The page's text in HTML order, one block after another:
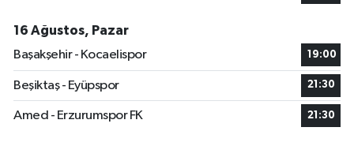
16 Ağustos, Pazar
Başakşehir - Kocaelispor
19:00
Beşiktaş - Eyüpspor 21:30
Amed - Erzurumspor FK 21:30